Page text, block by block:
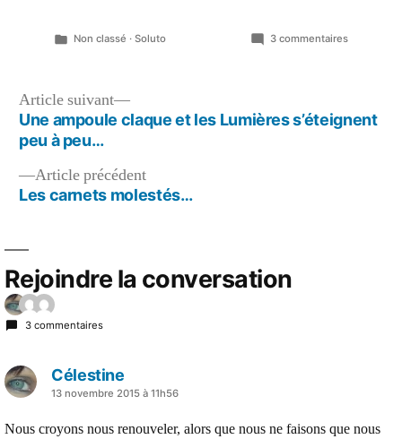
Publié
Non classé · Soluto 3 commentairessur
peint,
Navigation
de
Article précédentArticle
précédent :
Les carnets molestés…
Article suivant
Article
suivant :
Une ampoule claque et les Lumières s’éteignent
peu à peu…
Rejoindre la conversation
3 commentaires
Célestine
a13 novembre 2015 à 11h56
Nous croyons nous renouveler, alors que nous ne faisons que nous